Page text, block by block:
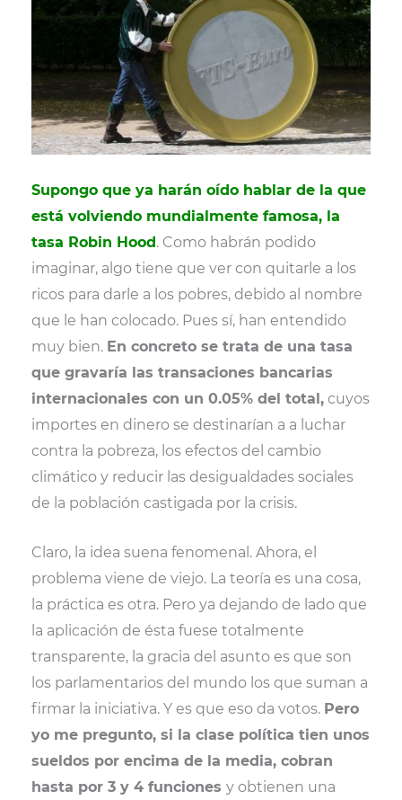
e
o
k
e
s
p
p
Supongo que ya harán oído hablar de la que
está volviendo mundialmente famosa, la
tasa Robin Hood . Como habrán podido
imaginar, algo tiene que ver con quitarle a los
ricos para darle a los pobres, debido al nombre
que le han colocado. Pues sí, han entendido
muy bien. En concreto se trata de una tasa
que gravaría las transaciones bancarias
internacionales con un 0.05% del total,cuyos
importes en dinero se destinarían a a luchar
contra la pobreza, los efectos del cambio
climático y reducir las desigualdades sociales
de la población castigada por la crisis.
Claro, la idea suena fenomenal. Ahora, el
problema viene de viejo. La teoría es una cosa,
la práctica es otra. Pero ya dejando de lado que
la aplicación de ésta fuese totalmente
transparente, la gracia del asunto es que son
los parlamentarios del mundo los que suman a
firmar la iniciativa. Y es que eso da votos. Pero
yo me pregunto, si la clase política tien unos
sueldos por encima de la media, cobran
hasta por 3 y 4 funciones y obtienen una